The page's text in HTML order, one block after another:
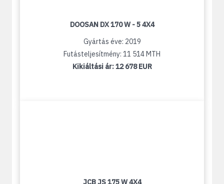
DOOSAN DX 170 W - 5 4X4
Gyártás éve: 2019
Futásteljesítmény: 11 514 MTH
Kikiáltási ár:12 678 EUR
JCB JS 175 W 4X4